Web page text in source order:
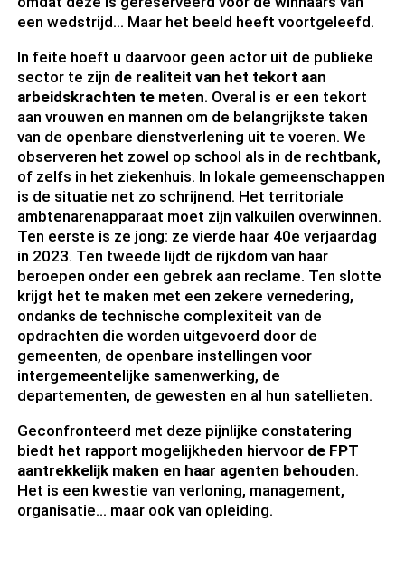
een wedstrijd... Maar het beeld heeft voortgeleefd.
In feite hoeft u daarvoor geen actor uit de publieke
sector te zijn de realiteit van het tekort aan
arbeidskrachten te meten. Overal is er een tekort
aan vrouwen en mannen om de belangrijkste taken
van de openbare dienstverlening uit te voeren. We
observeren het zowel op school als in de rechtbank,
of zelfs in het ziekenhuis. In lokale gemeenschappen
is de situatie net zo schrijnend. Het territoriale
ambtenarenapparaat moet zijn valkuilen overwinnen.
Ten eerste is ze jong: ze vierde haar 40e verjaardag
in 2023. Ten tweede lijdt de rijkdom van haar
beroepen onder een gebrek aan reclame. Ten slotte
krijgt het te maken met een zekere vernedering,
ondanks de technische complexiteit van de
opdrachten die worden uitgevoerd door de
gemeenten, de openbare instellingen voor
intergemeentelijke samenwerking, de
departementen, de gewesten en al hun satellieten.
Geconfronteerd met deze pijnlijke constatering
biedt het rapport mogelijkheden hiervoor de FPT
aantrekkelijk maken en haar agenten behouden.
Het is een kwestie van verloning, management,
organisatie… maar ook van opleiding.